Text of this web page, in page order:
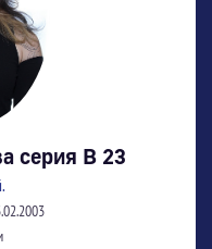
серия В 23